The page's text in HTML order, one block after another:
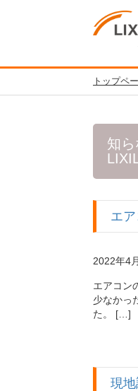
トップペ
知
エ
2022年4
エアコン
少なかっ
た。 […]
現地